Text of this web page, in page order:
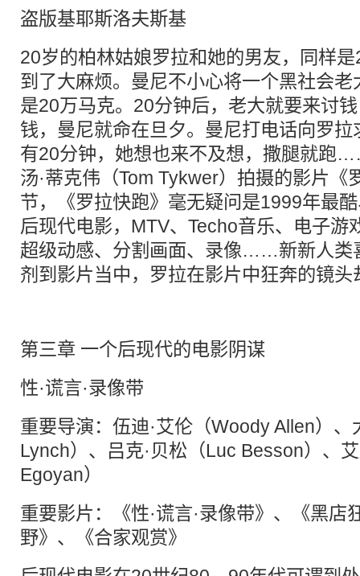
盗版基耶斯洛夫斯基
20岁的柏林姑娘罗拉和她的男友，同样
到了大麻烦。曼尼不小心将一个黑社会
是20万马克。20分钟后，老大就要来讨
钱，曼尼就命在旦夕。曼尼打电话向罗
有20分钟，她想也来不及想，撒腿就跑
汤·蒂克伟（Tom Tykwer）拍摄的影片《
节，《罗拉快跑》毫无疑问是1999年最
后现代电影，MTV、Techo音乐、电子游
超级动感、分割画面、录像……新新人类
剂到影片当中，罗拉在影片中狂奔的镜
第三章 一个后现代的电影阴谋
性·谎言·录像带
重要导演：伍迪·艾伦（Woody Allen）、
Lynch）、吕克·贝松（Luc Besson）、
Egoyan）
重要影片：《性·谎言·录像带》、《黑店
野》、《合家观赏》